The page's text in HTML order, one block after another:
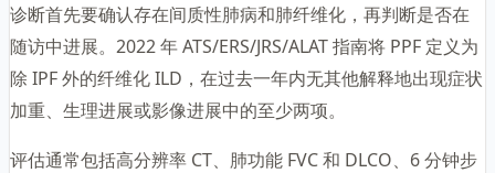
诊断首先要确认存在间质性肺病和肺纤维化，再判断是否在
随访中进展。2022 年 ATS/ERS/JRS/ALAT 指南将 PPF 定义为
除 IPF 外的纤维化 ILD，在过去一年内无其他解释地出现症状
加重、生理进展或影像进展中的至少两项。
评估通常包括高分辨率 CT、肺功能 FVC 和 DLCO、6 分钟步